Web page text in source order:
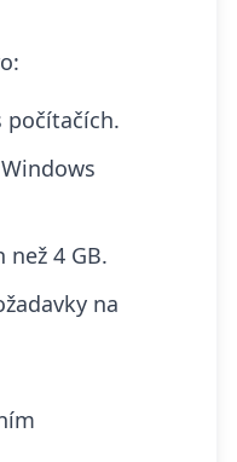
počítačích.
4 GB.
na